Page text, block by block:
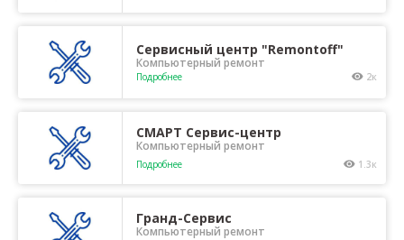
Сервисный центр "Remontoff"
Компьютерный ремонт
Подробнее 2к
СМАРТ Сервис-центр
Компьютерный ремонт
Подробнее 1.3к
Гранд-Сервис
Компьютерный ремонт